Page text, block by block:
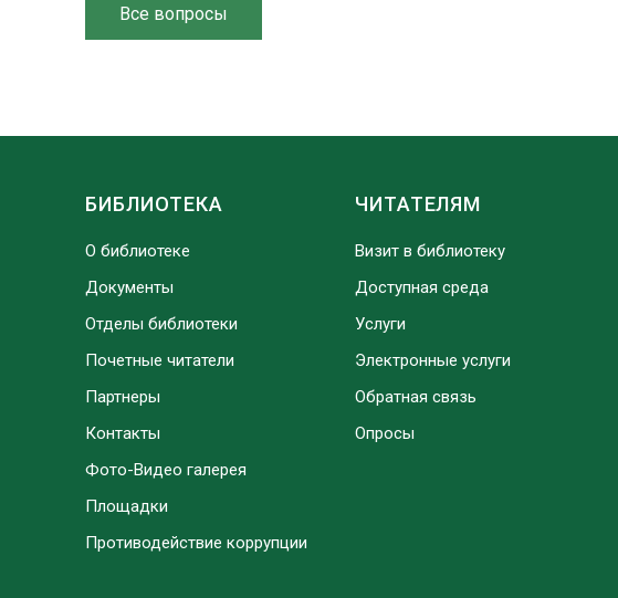
Все вопросы
БИБЛИОТЕКА
О библиотеке
Документы
Отделы библиотеки
Почетные читатели
Партнеры
Контакты
Фото-Видео галерея
Площадки
Противодействие коррупции
ЧИТАТЕЛЯМ
Визит в библиотеку
Доступная среда
Услуги
Электронные услуги
Обратная связь
Опросы